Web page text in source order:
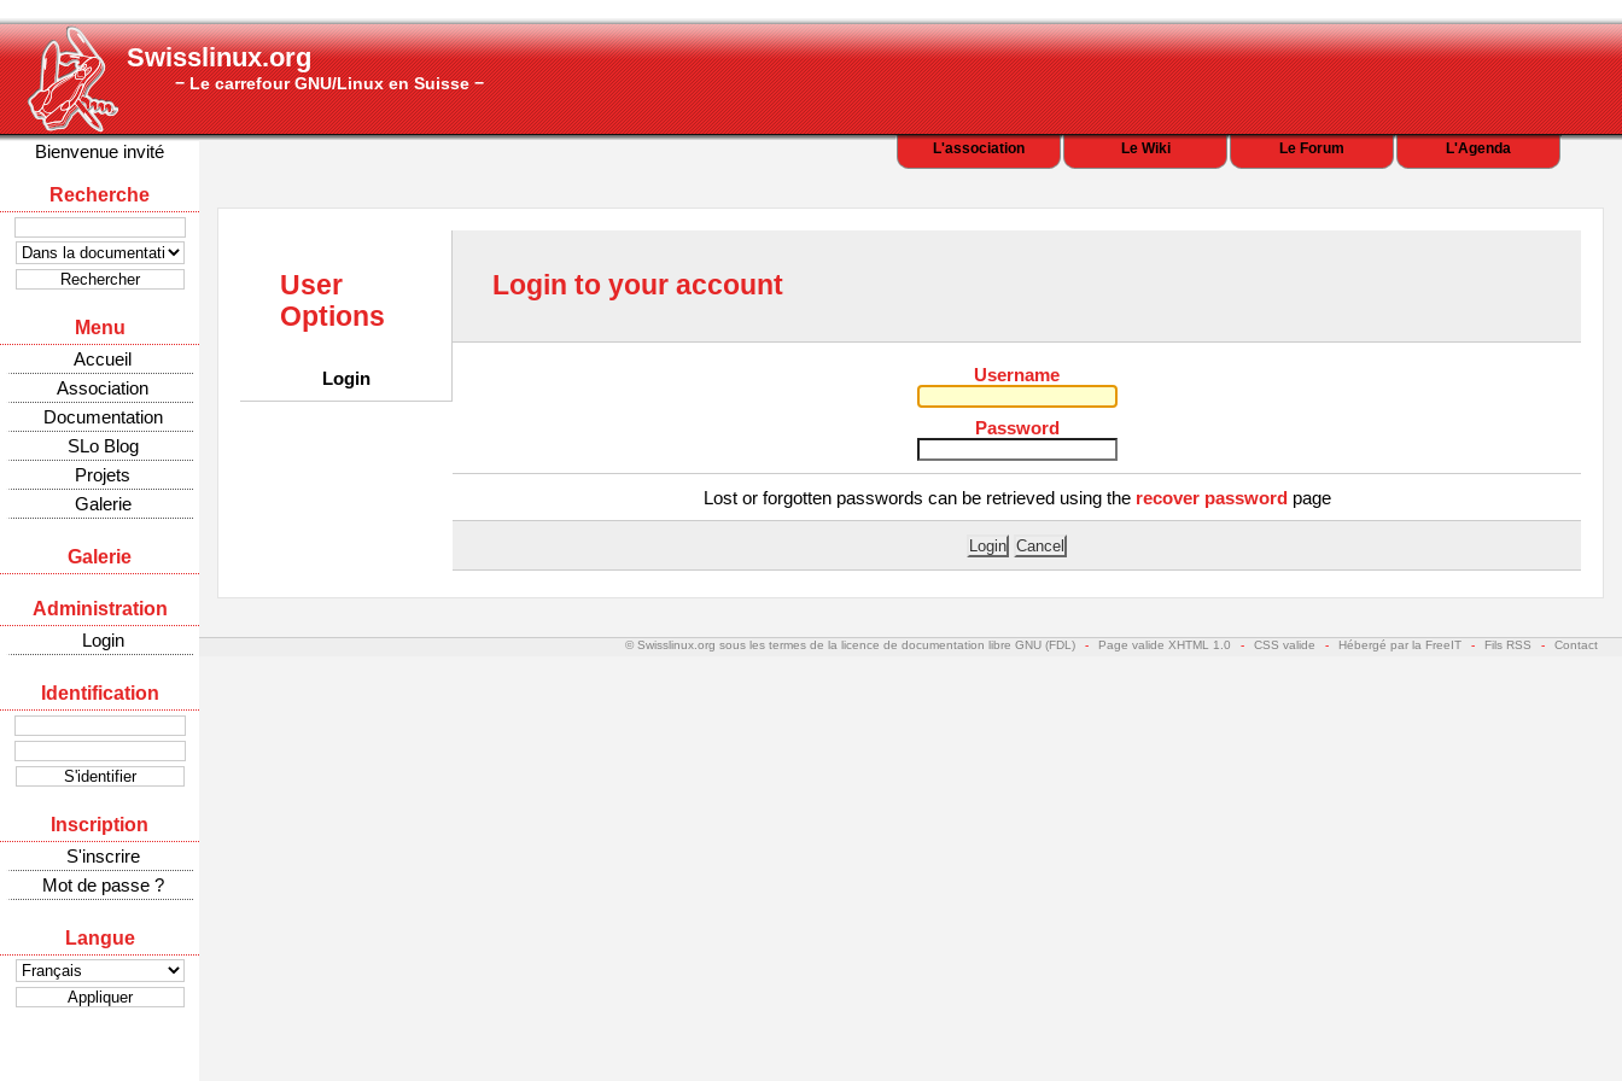
Swisslinux.org
− Le carrefour GNU/Linux en Suisse −
L'Agenda
Le Forum
Le Wiki
L'association
Bienvenue invité
Recherche
Menu
Accueil
Association
Documentation
SLo Blog
Projets
Galerie
Galerie
Administration
Login
Identification
Inscription
S'inscrire
Mot de passe ?
Langue
User
Options
Login
Login to your account
Username
Password
Lost or forgotten passwords can be retrieved using the recover passwordpage
© Swisslinux.org sous les termes de la licence de documentation libre GNU (FDL) - Page valide XHTML 1.0 - CSS valide - Hébergé par la FreeIT - Fils RSS - Contact